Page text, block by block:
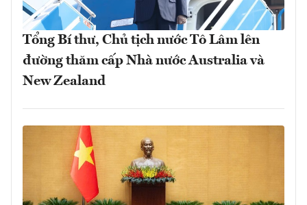
Tổng Bí thư, Chủ tịch nước Tô Lâm lên
đường thăm cấp Nhà nước Australia và
New Zealand